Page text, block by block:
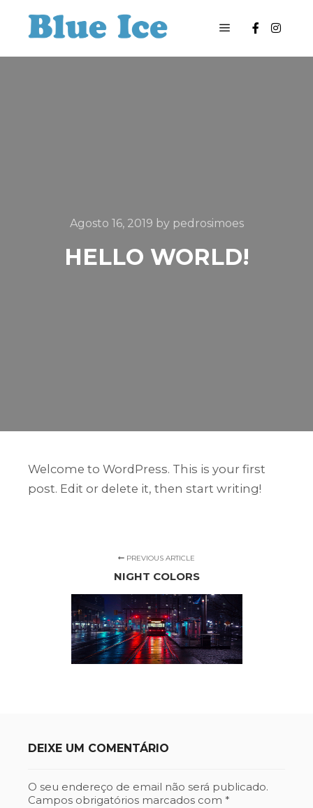
Agosto 16, 2019 by pedrosimoes
HELLO WORLD!
Welcome to WordPress. This is your first
post. Edit or delete it, then start writing!
PREVIOUS ARTICLE
NIGHT COLORS
DEIXE UM COMENTÁRIO
O seu endereço de email não será publicado.
Campos obrigatórios marcados com *